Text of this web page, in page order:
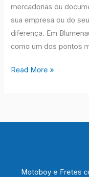
mercadorias ou
sua empresa ou do
diferença. Em
como um dos pontos
Read More »
Motoboy e Fretes